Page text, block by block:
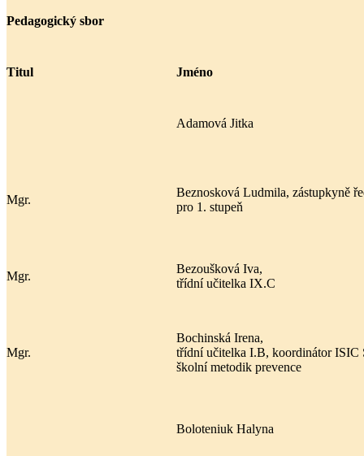
Pedagogický sbor
Titul Jméno
Adamová Jitka
Mgr.
Beznosková Ludmila, zástupkyně
pro 1. stupeň
Mgr.
Bezoušková Iva,
třídní učitelka IX.C
Mgr.
Bochinská Irena,
třídní učitelka I.B, koordinátor ISIC
školní metodik prevence
Boloteniuk Halyna